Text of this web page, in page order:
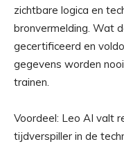
zichtbare logica en
bronvermelding. Wat
gecertificeerd en
gegevens worden
trainen.
Voordeel: Leo AI valt
tijdverspiller in de